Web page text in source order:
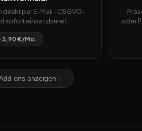
per E-Mail – DSGVO-
sofort einsatzbereit.
3,90 €/Mo.
oder
ons anzeigen ↓